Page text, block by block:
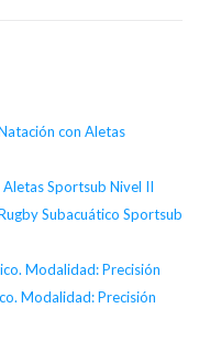
con Aletas
Sportsub Nivel II
Subacuático Sportsub
Modalidad: Precisión
Modalidad: Precisión